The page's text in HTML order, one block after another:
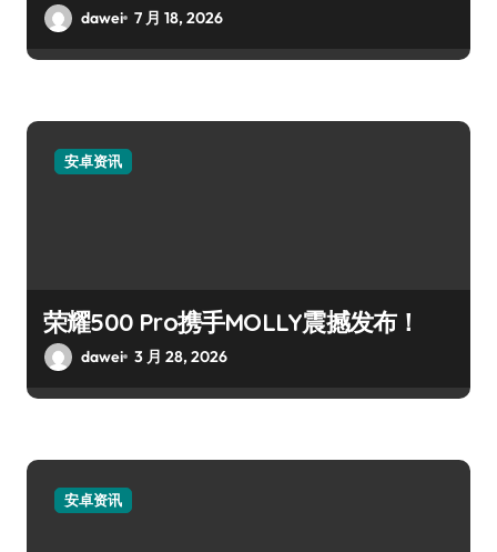
dawei 7 月 18, 2026
安卓资讯
荣耀500 Pro携手MOLLY震撼发布！
dawei 3 月 28, 2026
安卓资讯